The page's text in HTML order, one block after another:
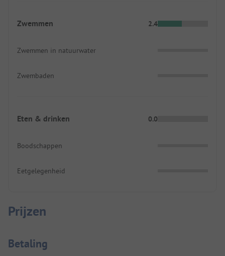
Zwemmen 2.4
Zwemmen in natuurwater
Zwembaden
Eten & drinken 0.0
Boodschappen
Eetgelegenheid
Prijzen
Betaalinformatie
Betaling